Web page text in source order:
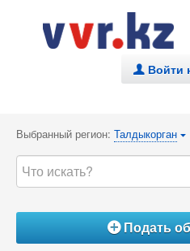
. Войти
Выбранный регион: Талдыкорган {
ÁПодать